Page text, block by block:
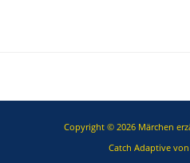
Copyright © 2026 Märchen
Catch Adaptive von